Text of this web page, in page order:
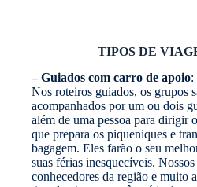
TIPOS DE
– Guiados com carro de apoio:
Nos roteiros guiados, os grupos
acompanhados por um ou dois
além de uma pessoa para dirigir
que prepara os piqueniques e
bagagem. Eles farão o seu
suas férias inesquecíveis.
conhecedores da região e muito